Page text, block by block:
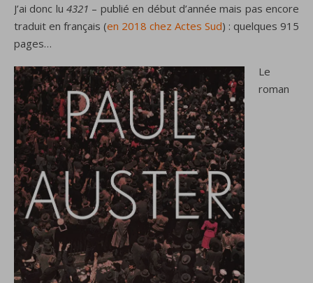
J’ai donc lu4321 – publié en début d’année mais pas encore
traduit en français (en 2018 chez Actes Sud) : quelques 915
pages…
Le
roman